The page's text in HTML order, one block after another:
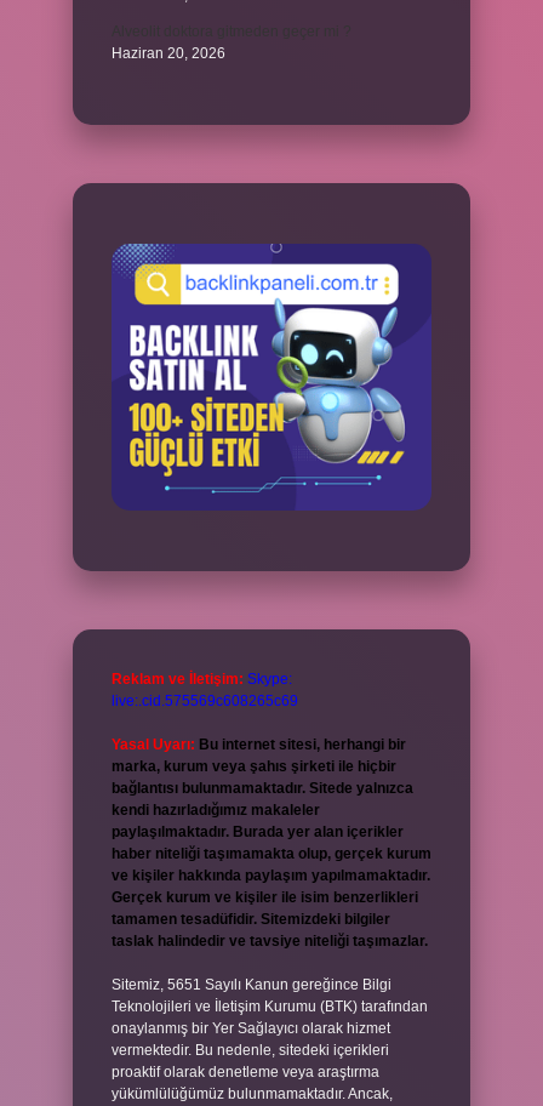
Haziran 20, 2026
Reklam ve İletişim: Skype:
live:.cid.575569c608265c69
Yasal Uyarı: Bu internet sitesi, herhangi bir
marka, kurum veya şahıs şirketi ile hiçbir
bağlantısı bulunmamaktadır. Sitede yalnızca
kendi hazırladığımız makaleler
paylaşılmaktadır. Burada yer alan içerikler
haber niteliği taşımamakta olup, gerçek kurum
ve kişiler hakkında paylaşım yapılmamaktadır.
Gerçek kurum ve kişiler ile isim benzerlikleri
tamamen tesadüfidir. Sitemizdeki bilgiler
taslak halindedir ve tavsiye niteliği taşımazlar.
Sitemiz, 5651 Sayılı Kanun gereğince Bilgi
Teknolojileri ve İletişim Kurumu (BTK) tarafından
onaylanmış bir Yer Sağlayıcı olarak hizmet
vermektedir. Bu nedenle, sitedeki içerikleri
proaktif olarak denetleme veya araştırma
yükümlülüğümüz bulunmamaktadır. Ancak,